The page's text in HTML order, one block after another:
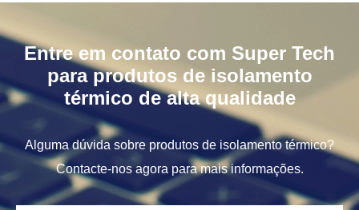
Entre em contato com Super Tech
para produtos de isolamento
térmico de alta qualidade
Alguma dúvida sobre produtos de isolamento térmico?
Contacte-nos agora para mais informações.